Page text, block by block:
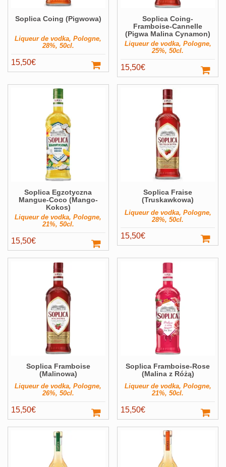
Soplica Coing (Pigwowa)
Liqueur de vodka, Pologne,
28%, 50cl.
15,50€
Soplica Coing-
Framboise-Cannelle
(Pigwa Malina Cynamon)
Liqueur de vodka, Pologne,
25%, 50cl.
15,50€
Soplica Egzotyczna
Mangue-Coco (Mango-
Kokos)
Liqueur de vodka, Pologne,
21%, 50cl.
15,50€
Soplica Fraise
(Truskawkowa)
Liqueur de vodka, Pologne,
28%, 50cl.
15,50€
Soplica Framboise
(Malinowa)
Liqueur de vodka, Pologne,
26%, 50cl.
15,50€
Soplica Framboise-Rose
(Malina z Różą)
Liqueur de vodka, Pologne,
21%, 50cl.
15,50€